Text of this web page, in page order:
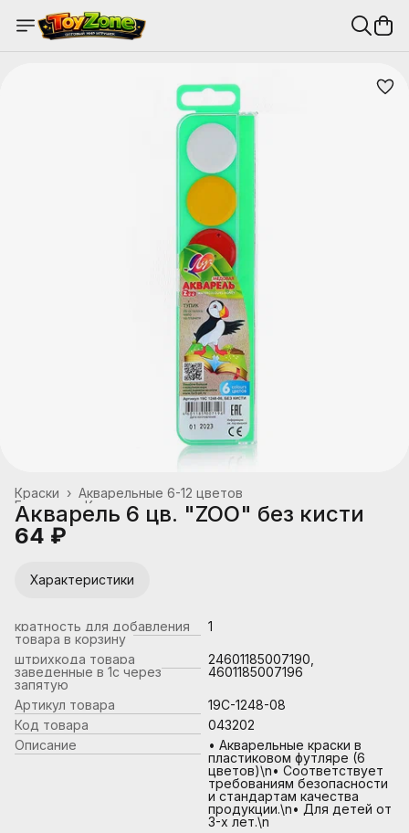
Акварельные 6-12 цветов
Краски ›
Канцтовары, школьные принадлежности
Главная
Акварель 6 цв. "ZOO" без кисти
64 ₽
Характеристики
кратность для добавления
товара в корзину
1
штрихкода товара
заведенные в 1с через
запятую
24601185007190,
4601185007196
Артикул товара
19С-1248-08
Код товара
043202
Описание
• Акварельные краски в
пластиковом футляре (6
цветов)\n• Соответствует
требованиям безопасности
и стандартам качества
продукции.\n• Для детей от
3-х лет.\n